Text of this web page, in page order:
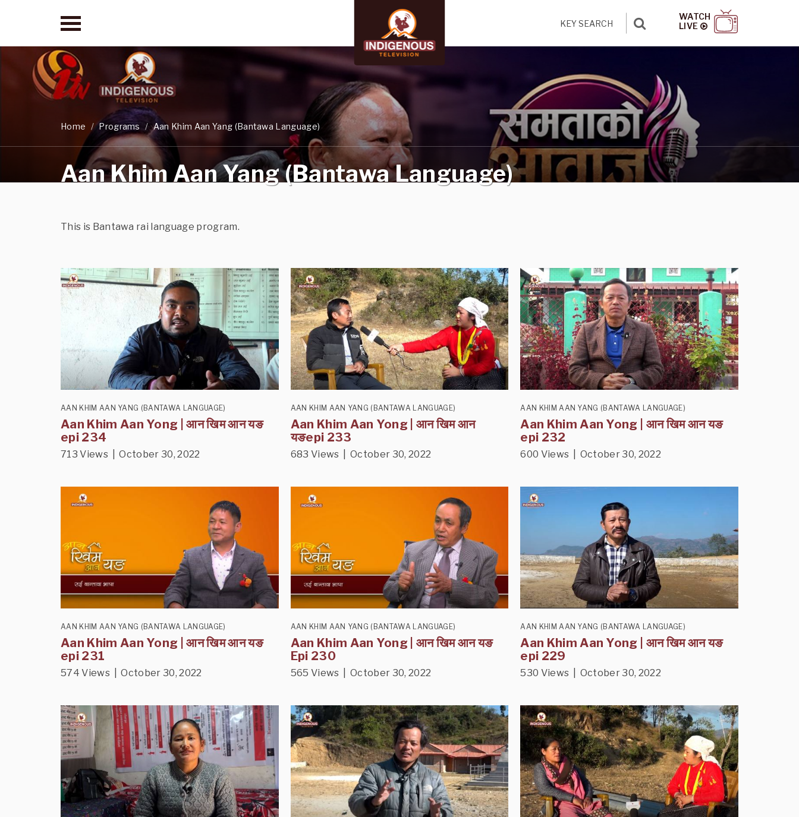
WATCH
LIVE
Home Programs Aan Khim Aan Yang (Bantawa Language)
Aan Khim Aan Yang (Bantawa Language)
This is Bantawa rai language program.
AAN KHIM AAN YANG (BANTAWA LANGUAGE)
Aan Khim Aan Yong | आन खिम आन यङ
epi 234
713 Views | October 30, 2022
AAN KHIM AAN YANG (BANTAWA LANGUAGE)
Aan Khim Aan Yong | आन खिम आन
यङepi 233
683 Views | October 30, 2022
AAN KHIM AAN YANG (BANTAWA LANGUAGE)
Aan Khim Aan Yong | आन खिम आन यङ
epi 232
600 Views | October 30, 2022
AAN KHIM AAN YANG (BANTAWA LANGUAGE)
Aan Khim Aan Yong | आन खिम आन यङ
epi 231
574 Views | October 30, 2022
AAN KHIM AAN YANG (BANTAWA LANGUAGE)
Aan Khim Aan Yong | आन खिम आन यङ
Epi 230
565 Views | October 30, 2022
AAN KHIM AAN YANG (BANTAWA LANGUAGE)
Aan Khim Aan Yong | आन खिम आन यङ
epi 229
530 Views | October 30, 2022